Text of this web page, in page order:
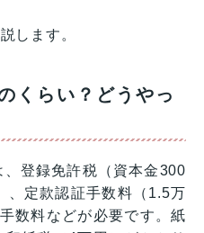
します。
くらい？どうやっ
登録免許税（資本金300
、定款認証手数料（1.5万
数料などが必要です。紙